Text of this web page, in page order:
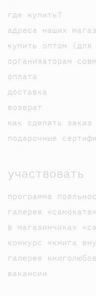
где купить?
адреса наших
купить оптом
организаторам
оплата
доставка
возврат
как сделать заказ
подарочные
участвовать
программа
галерея
в магазинчиках
конкурс «книга
галерея книголюбов
вакансии